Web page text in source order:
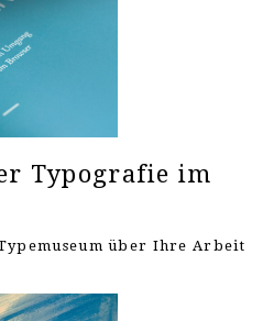
Typografie im
über Ihre Arbeit